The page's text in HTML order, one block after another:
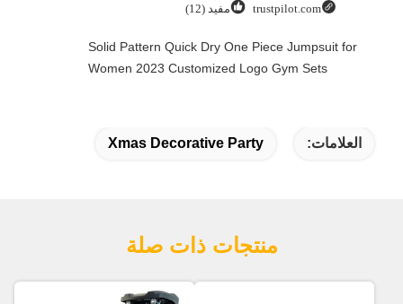
trustpilot.com مفيد (12)
Solid Pattern Quick Dry One Piece Jumpsuit for
Women 2023 Customized Logo Gym Sets
العلامات: Xmas Decorative Party
منتجات ذات صلة